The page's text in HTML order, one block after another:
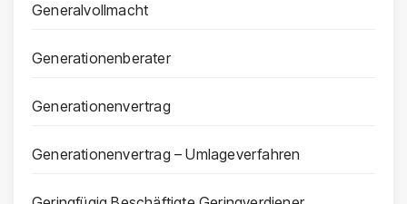
Generalvollmacht
Generationenberater
Generationenvertrag
Generationenvertrag – Umlageverfahren